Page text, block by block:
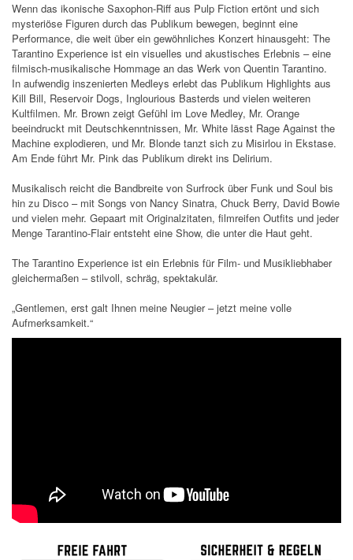
Wenn das ikonische Saxophon-Riff aus Pulp Fiction ertönt und sich
mysteriöse Figuren durch das Publikum bewegen, beginnt eine
Performance, die weit über ein gewöhnliches Konzert hinausgeht: The
Tarantino Experience ist ein visuelles und akustisches Erlebnis – eine
filmisch-musikalische Hommage an das Werk von Quentin Tarantino.
In aufwendig inszenierten Medleys erlebt das Publikum Highlights aus
Kill Bill, Reservoir Dogs, Inglourious Basterds und vielen weiteren
Kultfilmen. Mr. Brown zeigt Gefühl im Love Medley, Mr. Orange
beeindruckt mit Deutschkenntnissen, Mr. White lässt Rage Against the
Machine explodieren, und Mr. Blonde tanzt sich zu Misirlou in Ekstase.
Am Ende führt Mr. Pink das Publikum direkt ins Delirium.
Musikalisch reicht die Bandbreite von Surfrock über Funk und Soul bis
hin zu Disco – mit Songs von Nancy Sinatra, Chuck Berry, David Bowie
und vielen mehr. Gepaart mit Originalzitaten, filmreifen Outfits und jeder
Menge Tarantino-Flair entsteht eine Show, die unter die Haut geht.
The Tarantino Experience ist ein Erlebnis für Film- und Musikliebhaber
gleichermaßen – stilvoll, schräg, spektakulär.
„Gentlemen, erst galt Ihnen meine Neugier – jetzt meine volle
Aufmerksamkeit.“